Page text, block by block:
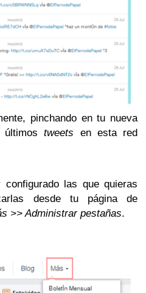
pinchando en tu nueva
últimostweets en esta red
las que quieras
desde tu página de
>> Administrar pestañas.